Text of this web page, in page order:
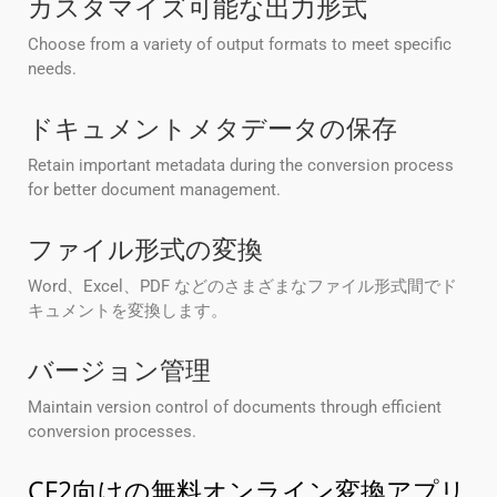
Choose from a variety of output formats to meet specific
needs.
ドキュメントメタデータの保存
Retain important metadata during the conversion process
for better document management.
ファイル形式の変換
Word、Excel、PDF などのさまざまなファイル形式間でド
キュメントを変換します。
バージョン管理
Maintain version control of documents through efficient
conversion processes.